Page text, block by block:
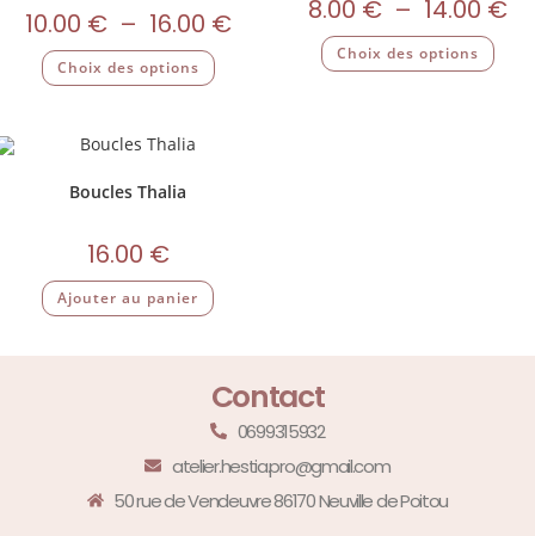
10.00 € – 16.00 €
Choix des options
8.00 € – 14.00 €
Choix des options
Boucles Thalia
16.00 €
Ajouter au panier
Contact
0699315932
atelier.hestia.pro@gmail.com
50 rue de Vendeuvre 86170 Neuville de Poitou